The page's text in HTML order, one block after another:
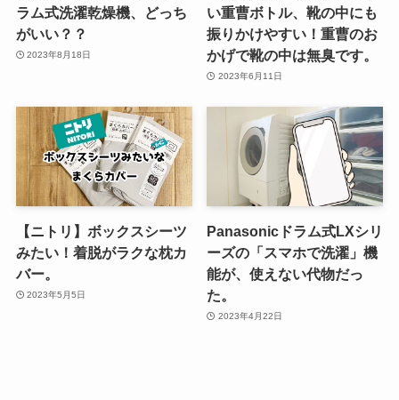
ラム式洗濯乾燥機、どっち
がいい？？
2023年8月18日
い重曹ボトル、靴の中にも
振りかけやすい！重曹のお
かげで靴の中は無臭です。
2023年6月11日
【ニトリ】ボックスシーツ
みたい！着脱がラクな枕カ
バー。
2023年5月5日
Panasonicドラム式LXシリ
ーズの「スマホで洗濯」機
能が、使えない代物だっ
た。
2023年4月22日